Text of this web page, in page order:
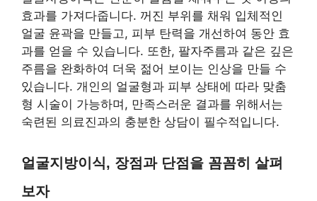
효과를 가져다줍니다. 꺼진 부위를 채워 입체적인
얼굴 윤곽을 만들고, 피부 탄력을 개선하여 동안 효
과를 얻을 수 있습니다. 또한, 팔자주름과 같은 깊은
주름을 완화하여 더욱 젊어 보이는 인상을 만들 수
있습니다. 개인의 얼굴형과 피부 상태에 따라 맞춤
형 시술이 가능하며, 만족스러운 결과를 위해서는
숙련된 의료진과의 충분한 상담이 필수적입니다.
얼굴지방이식, 장점과 단점을 꼼꼼히 살펴
보자